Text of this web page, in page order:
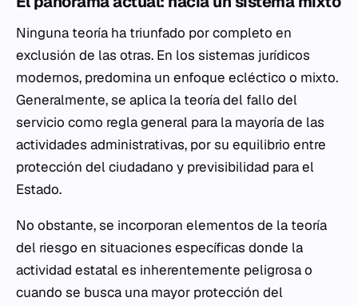
Ninguna teoría ha triunfado por completo en
exclusión de las otras. En los sistemas jurídicos
modernos, predomina un enfoque ecléctico o mixto.
Generalmente, se aplica la teoría del fallo del
servicio como regla general para la mayoría de las
actividades administrativas, por su equilibrio entre
protección del ciudadano y previsibilidad para el
Estado.
No obstante, se incorporan elementos de la teoría
del riesgo en situaciones específicas donde la
actividad estatal es inherentemente peligrosa o
cuando se busca una mayor protección del